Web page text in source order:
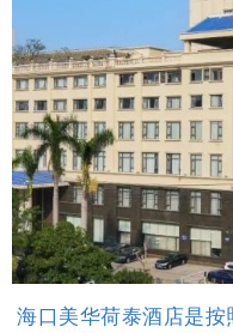
海口美华荷泰酒店是按